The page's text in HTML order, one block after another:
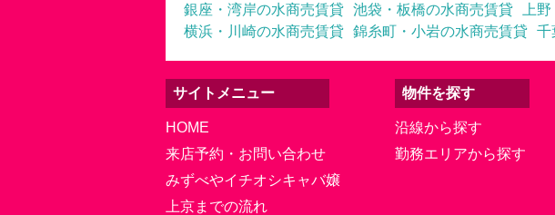
銀座・湾岸の水商売賃貸 池袋・板橋の水商売賃貸 上
横浜・川崎の水商売賃貸 錦糸町・小岩の水商売賃貸 千
サイトメニュー
HOME
来店予約・お問い合わせ
みずべやイチオシキャバ嬢
上京までの流れ
物件を探す
沿線から探す
勤務エリアから探す